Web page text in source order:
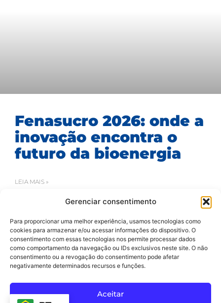
Gerenciar consentimento
Para proporcionar uma melhor experiência, usamos tecnologias como
cookies para armazenar e/ou acessar informações do dispositivo. O
consentimento com essas tecnologias nos permite processar dados
como comportamento da navegação ou IDs exclusivos neste site. O não
consentimento ou a revogação do consentimento pode afetar
negativamente determinados recursos e funções.
Aceitar
Fenasucro 2026: onde a
inovação encontra o
futuro da bioenergia
LEIA MAIS »
Av Arthur dos Santos, 313 • Pq. Industrial Água Preta • Pindamonhangaba • SP • Brasil • CEP 12404-289